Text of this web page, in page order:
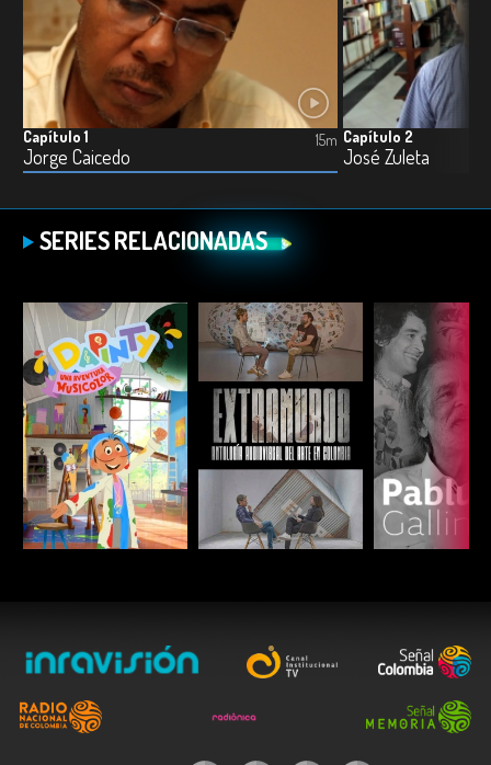
Capítulo 1
Jorge Caicedo
15m Capítulo 2
José Zuleta
SERIES RELACIONADAS
ESCUCHAR ESCUCHAR